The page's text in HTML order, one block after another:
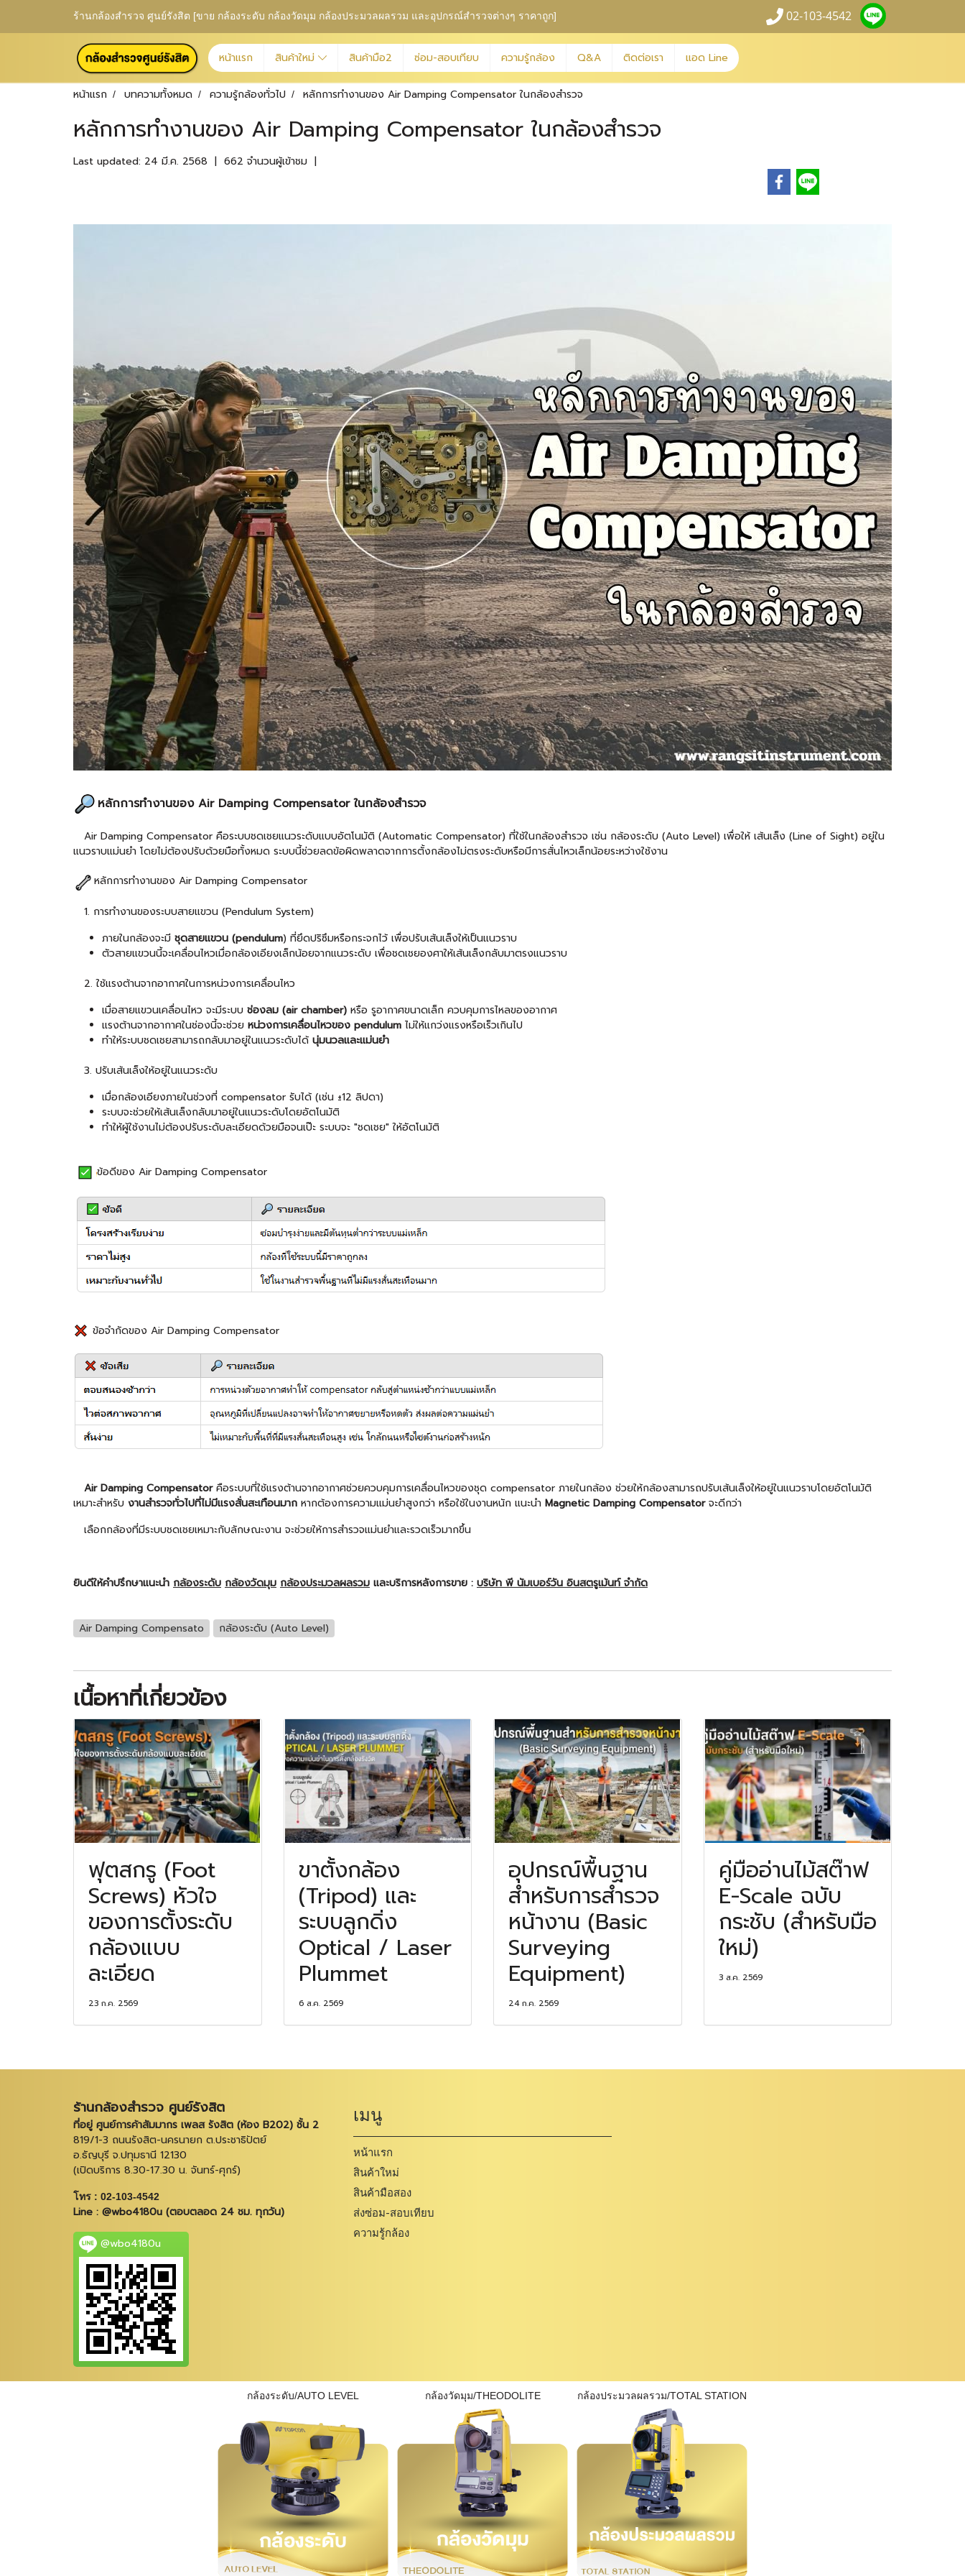
ร้านกล้องสำรวจ ศูนย์รังสิต [ขาย กล้องระดับ กล้องวัดมุม กล้องประมวลผลรวม และอุปกรณ์สำรวจต่างๆ ราคาถูก] 02-103-4542
หน้าแรก สินค้าใหม่ สินค้ามือ2 ซ่อม-สอบเทียบ ความรู้กล้อง Q&A ติดต่อเรา แอด Line
หน้าแรก บทความทั้งหมด ความรู้กล้องทั่วไป หลักการทำงานของ Air Damping Compensator ในกล้องสำรวจ
หลักการทำงานของ Air Damping Compensator ในกล้องสำรวจ
Last updated: 24 มี.ค. 2568 | 662 จำนวนผู้เข้าชม |
หลักการทำงานของ Air Damping Compensator ในกล้องสำรวจ
Air Damping Compensator คือระบบชดเชยแนวระดับแบบอัตโนมัติ (Automatic Compensator) ที่ใช้ในกล้องสำรวจ เช่น กล้องระดับ (Auto Level) เพื่อให้ เส้นเล็ง (Line of Sight) อยู่ใน
แนวราบแม่นยำ โดยไม่ต้องปรับด้วยมือทั้งหมด ระบบนี้ช่วยลดข้อผิดพลาดจากการตั้งกล้องไม่ตรงระดับหรือมีการสั่นไหวเล็กน้อยระหว่างใช้งาน
หลักการทำงานของ Air Damping Compensator
1. การทำงานของระบบสายแขวน (Pendulum System)
ภายในกล้องจะมี ชุดสายแขวน (pendulum) ที่ยึดปริซึมหรือกระจกไว้ เพื่อปรับเส้นเล็งให้เป็นแนวราบ
ตัวสายแขวนนี้จะเคลื่อนไหวเมื่อกล้องเอียงเล็กน้อยจากแนวระดับ เพื่อชดเชยองศาให้เส้นเล็งกลับมาตรงแนวราบ
2. ใช้แรงต้านจากอากาศในการหน่วงการเคลื่อนไหว
เมื่อสายแขวนเคลื่อนไหว จะมีระบบ ช่องลม (air chamber) หรือ รูอากาศขนาดเล็ก ควบคุมการไหลของอากาศ
แรงต้านจากอากาศในช่องนี้จะช่วย หน่วงการเคลื่อนไหวของ pendulum ไม่ให้แกว่งแรงหรือเร็วเกินไป
ทำให้ระบบชดเชยสามารถกลับมาอยู่ในแนวระดับได้ นุ่มนวลและแม่นยำ
3. ปรับเส้นเล็งให้อยู่ในแนวระดับ
เมื่อกล้องเอียงภายในช่วงที่ compensator รับได้ (เช่น ±12 ลิปดา)
ระบบจะช่วยให้เส้นเล็งกลับมาอยู่ในแนวระดับโดยอัตโนมัติ
ทำให้ผู้ใช้งานไม่ต้องปรับระดับละเอียดด้วยมือจนเป๊ะ ระบบจะ "ชดเชย" ให้อัตโนมัติ
ข้อดีของ Air Damping Compensator
ข้อจำกัดของ Air Damping Compensator
Air Damping Compensatorคือระบบที่ใช้แรงต้านจากอากาศช่วยควบคุมการเคลื่อนไหวของชุด compensator ภายในกล้อง ช่วยให้กล้องสามารถปรับเส้นเล็งให้อยู่ในแนวราบโดยอัตโนมัติ
เหมาะสำหรับ งานสำรวจทั่วไปที่ไม่มีแรงสั่นสะเทือนมาก หากต้องการความแม่นยำสูงกว่า หรือใช้ในงานหนัก แนะนำ Magnetic Damping Compensatorจะดีกว่า
เลือกกล้องที่มีระบบชดเชยเหมาะกับลักษณะงาน จะช่วยให้การสำรวจแม่นยำและรวดเร็วมากขึ้น
ยินดีให้คำปรึกษาแนะนำ กล้องระดับ กล้องวัดมุม กล้องประมวลผลรวม และบริการหลังการขาย : บริษัท พี นัมเบอร์วัน อินสตรูเม้นท์ จำกัด
Air Damping Compensato กล้องระดับ (Auto Level)
เนื้อหาที่เกี่ยวข้อง
ฟุตสกรู (Foot
Screws) หัวใจ
ของการตั้งระดับ
กล้องแบบ
ละเอียด
23 ก.ค. 2569
ขาตั้งกล้อง
(Tripod) และ
ระบบลูกดิ่ง
Optical / Laser
Plummet
6 ส.ค. 2569
อุปกรณ์พื้นฐาน
สำหรับการสำรวจ
หน้างาน (Basic
Surveying
Equipment)
24 ก.ค. 2569
คู่มืออ่านไม้สต๊าฟ
E-Scale ฉบับ
กระชับ (สำหรับมือ
ใหม่)
3 ส.ค. 2569
ร้านกล้องสำรวจ ศูนย์รังสิต
ที่อยู่ ศูนย์การค้าสัมมากร เพลส รังสิต (ห้อง B202) ชั้น 2
819/1-3 ถนนรังสิต-นครนายก ต.ประชาธิปัตย์
อ.ธัญบุรี จ.ปทุมธานี 12130
(เปิดบริการ 8.30-17.30 น. จันทร์-ศุกร์)
โทร : 02-103-4542
Line : @wbo4180u (ตอบตลอด 24 ชม. ทุกวัน)
@wbo4180u
เมนู
หน้าแรก
สินค้าใหม่
สินค้ามือสอง
ส่งซ่อม-สอบเทียบ
ความรู้กล้อง
กล้องระดับ/AUTO LEVEL กล้องวัดมุม/THEODOLITE กล้องประมวลผลรวม/TOTAL STATION